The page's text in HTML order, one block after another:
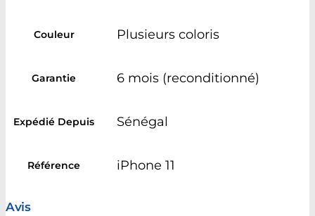
Couleur Plusieurs coloris
Garantie 6 mois (reconditionné)
Expédié Depuis Sénégal
Référence iPhone 11
Avis